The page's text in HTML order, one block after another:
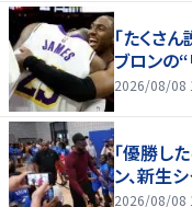
「たくさ
ブロンの
2026/08/08
「優勝し
ン、新生
2026/08/08